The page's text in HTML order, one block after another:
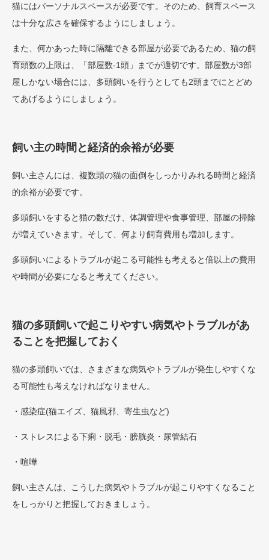
猫にはパーソナルスペースが必要です。そのため、飼育スペース
は十分な広さを確保するようにしましょう。
また、何かあった時に隔離できる部屋が必要であるため、猫の飼
育頭数の上限は、「部屋数-1頭」までが適切です。部屋数が3部
屋しかない場合には、多頭飼いを行うとしても2頭までにとどめ
てあげるようにしましょう。
飼い主の時間と経済的余裕が必要
飼い主さんには、複数頭の猫の面倒をしっかりみれる時間と経済
的余裕が必要です。
多頭飼いをすると猫の数だけ、体調管理や食事管理、部屋の掃除
が増えていきます。そして、何より飼育費用も増加します。
多頭飼いによるトラブルが起こる可能性も考えると倍以上の費用
や時間が必要になると考えてください。
猫の多頭飼いで起こりやすい病気やトラブルがあ
ることを把握しておく
猫の多頭飼いでは、さまざまな病気やトラブルが発生しやすくな
る可能性も考えなければなりません。
・感染症(猫エイズ、猫風邪、寄生虫など)
・ストレスによる下痢・脱毛・膀胱炎・尿管結石
・喧嘩
飼い主さんは、こうした病気やトラブルが起こりやすくなること
をしっかりと把握しておきましょう。